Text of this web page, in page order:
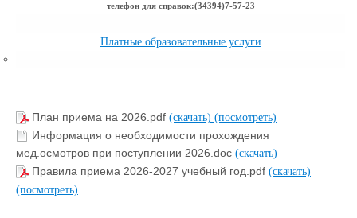
телефон для справок:(34394)7-57-23
Платные образовательные услуги
План приема на 2026.pdf (скачать) (посмотреть)
Информация о необходимости прохождения
мед.осмотров при поступлении 2026.doc (скачать)
Правила приема 2026-2027 учебный год.pdf (скачать)
(посмотреть)